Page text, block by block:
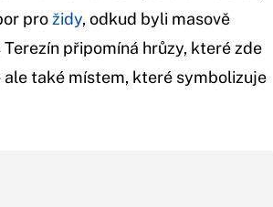
pro židy, odkud byli masově
připomíná hrůzy, které zde
ale také místem, které symbolizuje